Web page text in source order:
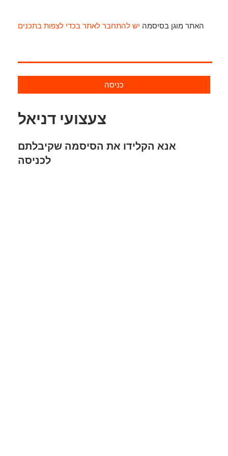
האתר מוגן בסיסמה יש להתחבר לאתר בכדי לצפות בתכנים
כניסה
צעצועי דניאל
אנא הקלידו את הסיסמה שקיבלתם
לכניסה